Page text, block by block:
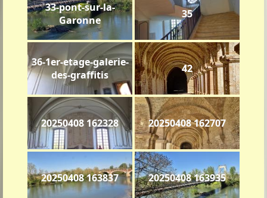
33-pont-sur-la-
Garonne
35
36-1er-etage-galerie-
des-graffitis
42
20250408 162328 20250408 162707
20250408 163837 20250408 163935